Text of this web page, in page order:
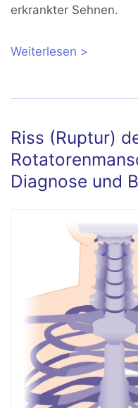
erkrankter Sehnen.
Weiterlesen über
Riss (Ruptur)
Diagnose und